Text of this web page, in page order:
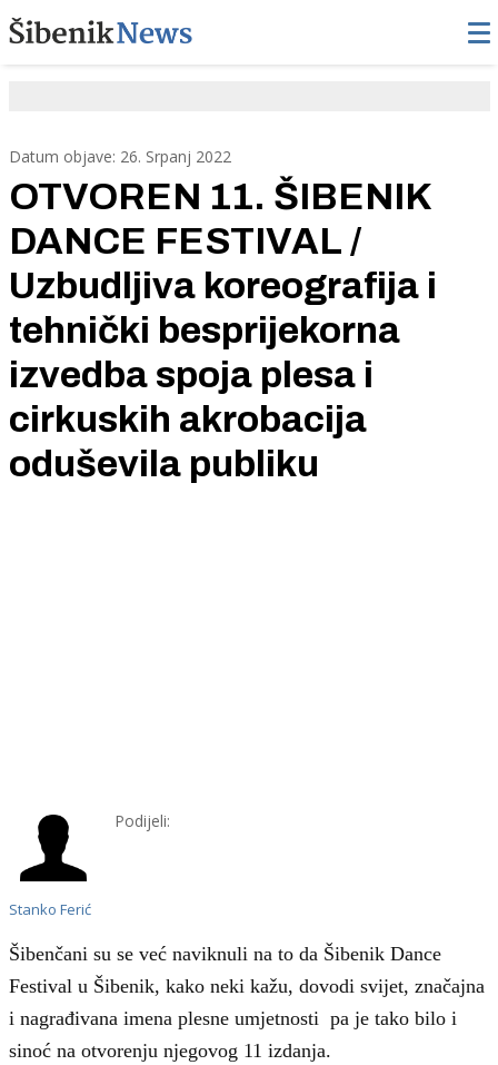
Datum objave: 26. Srpanj 2022
OTVOREN 11. ŠIBENIK
DANCE FESTIVAL /
Uzbudljiva koreografija i
tehnički besprijekorna
izvedba spoja plesa i
cirkuskih akrobacija
oduševila publiku
Stanko Ferić
Podijeli:
Šibenčani su se već naviknuli na to da Šibenik Dance
Festival u Šibenik, kako neki kažu, dovodi svijet, značajna
i nagrađivana imena plesne umjetnosti pa je tako bilo i
sinoć na otvorenju njegovog 11 izdanja.